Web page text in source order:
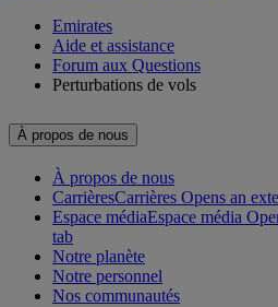
Emirates
Aide et assistance
Forum aux Questions
Perturbations de vols
À propos de nous
À propos de nous
CarrièresCarrières Opens an
Espace médiaEspace média
tab
Notre planète
Notre personnel
Nos communautés